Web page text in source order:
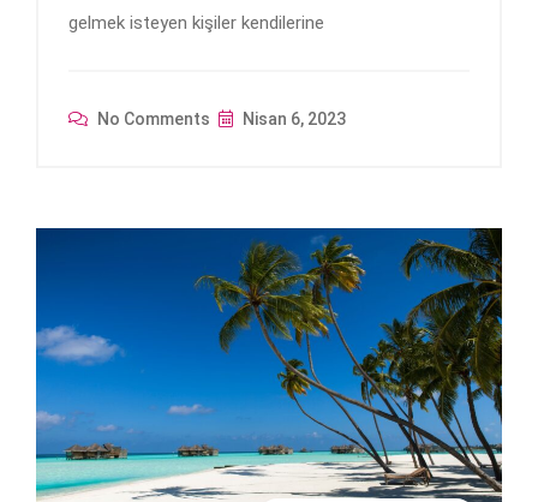
gelmek isteyen kişiler kendilerine
No Comments Nisan 6, 2023